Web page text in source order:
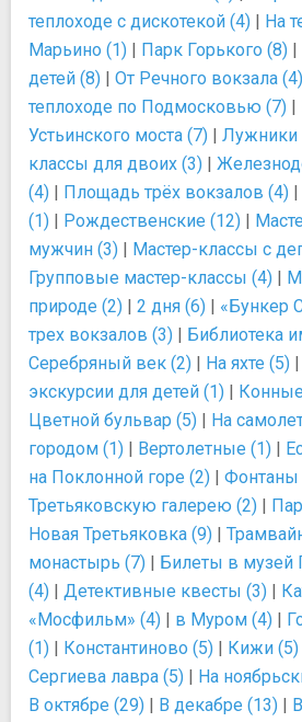
теплоходе с дискотекой (4) | На
Марьино (1) | Парк Горького (8) |
детей (8) | От Речного вокзала (4)
теплоходе по Подмосковью (7) |
Устьинского моста (7) | Лужники
классы для двоих (3) |
(4) | Площадь трёх вокзалов (4) |
(1) | Рождественские (12) |
мужчин (3) | Мастер-классы с
Групповые мастер-классы (4) |
природе (2) | 2 дня (6) | «Бункер
трех вокзалов (3) | Библиотека
Серебряный век (2) | На яхте (5) |
экскурсии для детей (1) |
Цветной бульвар (5) | На
городом (1) | Вертолетные (1) |
на Поклонной горе (2) | Фонтаны
Третьяковскую галерею (2) |
Новая Третьяковка (9) |
монастырь (7) | Билеты в
(4) | Детективные квесты (3) |
«Мосфильм» (4) | в Муром (4) |
(1) | Константиново (5) | Кижи (5)
Сергиева лавра (5) | На
В октябре (29) | В декабре (13) |